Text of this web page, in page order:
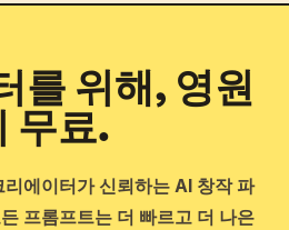
를 위해, 영원
무료.
에이터가 신뢰하는 AI 창작 파
프롬프트는 더 빠르고 더 나은